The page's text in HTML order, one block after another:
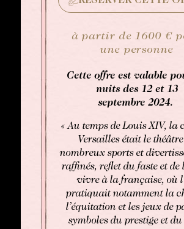
Rooms
Rooms
Gourmet Restaurant
Bistronomic Restaurant
SEE AVAILABILITY
For "on demand"
please contact the hotel
à partir de 1600 €
une personne
Cette offre est valable
nuits des 12 et 13
septembre 2024.
« Au temps de Louis XIV, la
Versailles était le
nombreux sports et
raffinés, reflet du faste et de
vivre à la française, où
pratiquait notamment la
l’équitation et les jeux de
symboles du prestige et